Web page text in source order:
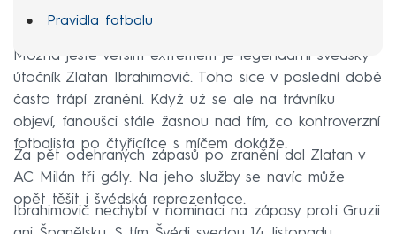
Pravidla fotbalu
Možná ještě větším extrémem je legendární švédský
útočník Zlatan Ibrahimovič. Toho sice v poslední době
často trápí zranění. Když už se ale na trávníku
objeví, fanoušci stále žasnou nad tím, co kontroverzní
fotbalista po čtyřicítce s míčem dokáže.
Za pět odehraných zápasů po zranění dal Zlatan v
AC Milán tři góly. Na jeho služby se navíc může
opět těšit i švédská reprezentace.
Ibrahimovič nechybí v nominaci na zápasy proti Gruzii